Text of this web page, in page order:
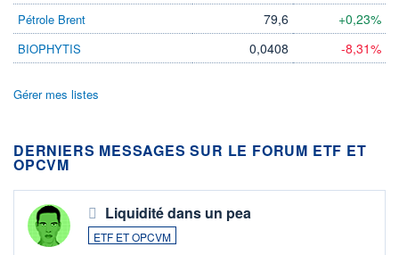
Pétrole Brent 79,6 +0,23%
BIOPHYTIS 0,0408 -8,31%
Gérer mes listes
DERNIERS MESSAGES SUR LE FORUM ETF ET
OPCVM
Liquidité dans un pea
ETF ET OPCVM